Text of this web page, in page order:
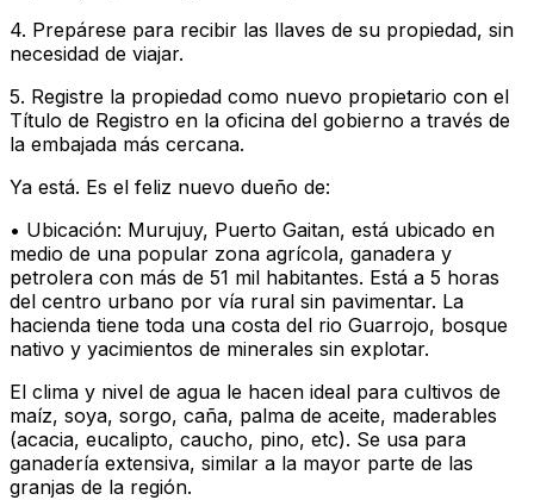
4. Prepárese para recibir las llaves de su propiedad, sin
necesidad de viajar.
5. Registre la propiedad como nuevo propietario con el
Título de Registro en la oficina del gobierno a través de
la embajada más cercana.
Ya está. Es el feliz nuevo dueño de:
• Ubicación: Murujuy, Puerto Gaitan, está ubicado en
medio de una popular zona agrícola, ganadera y
petrolera con más de 51 mil habitantes. Está a 5 horas
del centro urbano por vía rural sin pavimentar. La
hacienda tiene toda una costa del rio Guarrojo, bosque
nativo y yacimientos de minerales sin explotar.
El clima y nivel de agua le hacen ideal para cultivos de
maíz, soya, sorgo, caña, palma de aceite, maderables
(acacia, eucalipto, caucho, pino, etc). Se usa para
ganadería extensiva, similar a la mayor parte de las
granjas de la región.